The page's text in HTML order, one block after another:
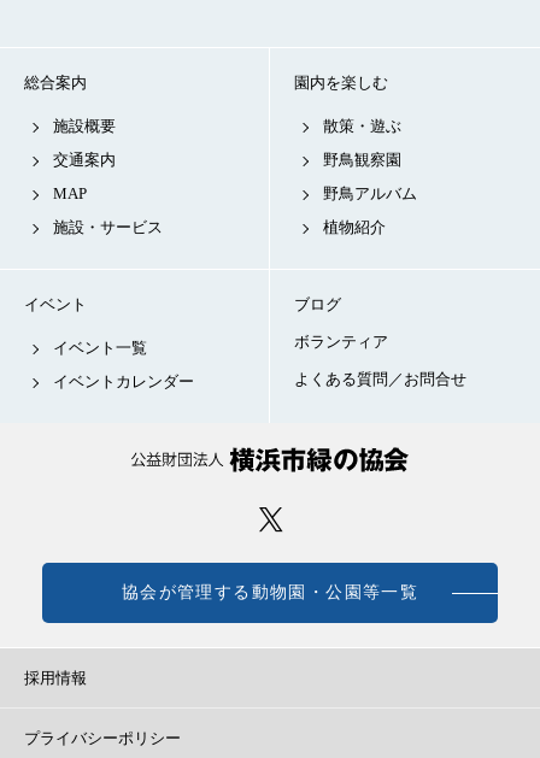
総合案内
施設概要
交通案内
MAP
施設・サービス
園内を楽しむ
散策・遊ぶ
野鳥観察園
野鳥アルバム
植物紹介
イベント
イベント一覧
イベントカレンダー
ブログ
ボランティア
よくある質問／お問合せ
協会が管理する動物園・公園等一覧
採用情報
プライバシーポリシー